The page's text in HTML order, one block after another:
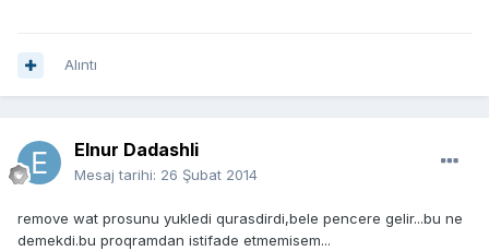
Alıntı
Elnur Dadashli
Mesaj tarihi: 26 Şubat 2014
remove wat prosunu yukledi qurasdirdi,bele pencere gelir...bu ne
demekdi.bu proqramdan istifade etmemisem...